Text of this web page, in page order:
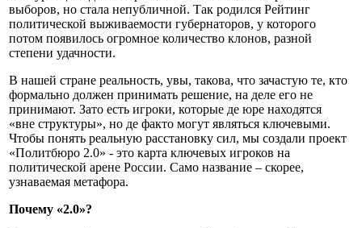
выборов, но стала непубличной. Так родился Рейтинг
политической выживаемости губернаторов, у которого
потом появилось огромное количество клонов, разной
степени удачности.
В нашей стране реальность, увы, такова, что зачастую те, кто
формально должен принимать решение, на деле его не
принимают. Зато есть игроки, которые де юре находятся
«вне структуры», но де факто могут являться ключевыми.
Чтобы понять реальную расстановку сил, мы создали проект
«Политбюро 2.0» - это карта ключевых игроков на
политической арене России. Само название – скорее,
узнаваемая метафора.
Почему «2.0»?